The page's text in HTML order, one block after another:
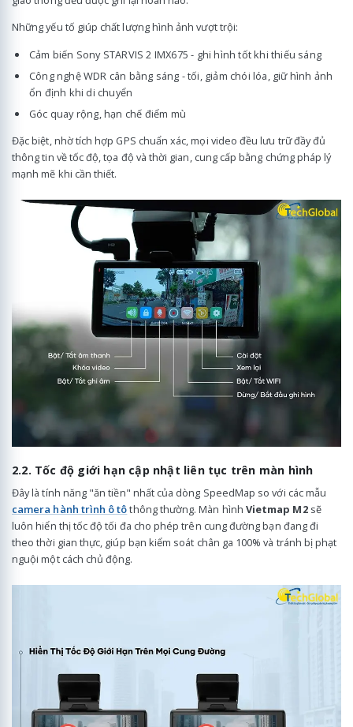
Những yếu tố giúp chất lượng hình ảnh vượt trội:
Cảm biến Sony STARVIS 2 IMX675 - ghi hình tốt khi thiếu sáng
Công nghệ WDR cân bằng sáng - tối, giảm chói lóa, giữ hình ảnh
ổn định khi di chuyển
Góc quay rộng, hạn chế điểm mù
Đặc biệt, nhờ tích hợp GPS chuẩn xác, mọi video đều lưu trữ đầy đủ
thông tin về tốc độ, tọa độ và thời gian, cung cấp bằng chứng pháp lý
mạnh mẽ khi cần thiết.
2.2. Tốc độ giới hạn cập nhật liên tục trên màn hình
Đây là tính năng "ăn tiền" nhất của dòng SpeedMap so với các mẫu
camera hành trình ô tôthông thường. Màn hình Vietmap M2sẽ
luôn hiển thị tốc độ tối đa cho phép trên cung đường bạn đang đi
theo thời gian thực, giúp bạn kiểm soát chân ga 100% và tránh bị phạt
nguội một cách chủ động.